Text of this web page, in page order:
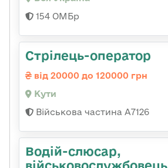
154 ОМБр
Стрілець-оператор
від 20000 до 120000 грн
Кути
Військова частина А7126
Водій-слюсаp,
військовослужбовець